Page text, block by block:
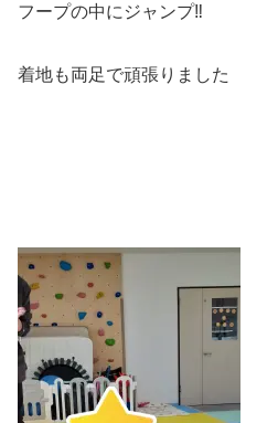
フープの中にジャンプ‼️
着地も両足で頑張りました